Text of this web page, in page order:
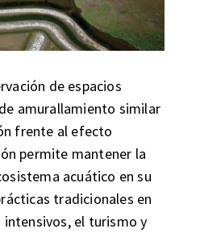
de espacios
amurallamiento similar
frente al efecto
permite mantener la
acuático en su
tradicionales en
el turismo y